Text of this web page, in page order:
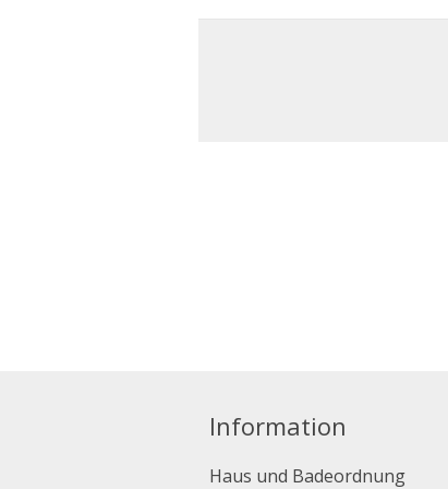
Information
Haus und Badeordnung